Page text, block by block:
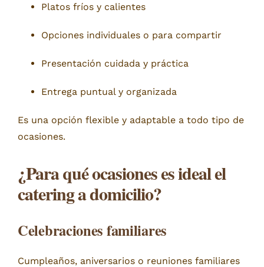
Platos fríos y calientes
Opciones individuales o para compartir
Presentación cuidada y práctica
Entrega puntual y organizada
Es una opción flexible y adaptable a todo tipo de
ocasiones.
¿Para qué ocasiones es ideal el
catering a domicilio?
Celebraciones familiares
Cumpleaños, aniversarios o reuniones familiares